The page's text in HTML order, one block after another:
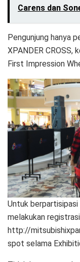
Carens dan
Pengunjung hanya
XPANDER CROSS,
First Impression
Untuk berpartisipasi
melakukan
http://
spot selama